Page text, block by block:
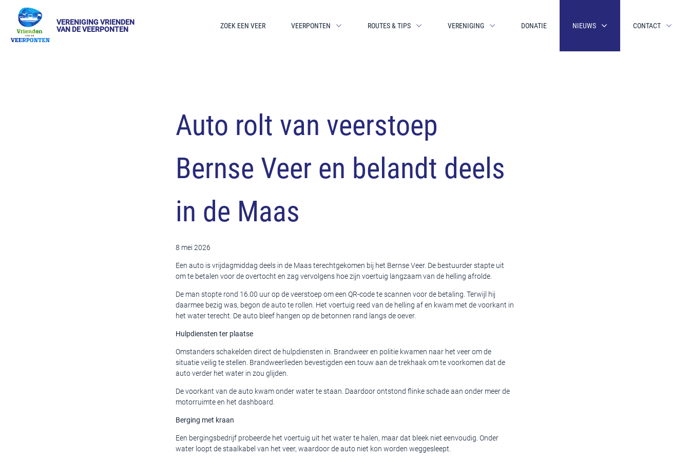
VERENIGING VRIENDEN
VAN DE VEERPONTEN
ZOEK EEN VEER VEERPONTEN ROUTES & TIPS VERENIGING DONATIE NIEUWS CONTACT
Auto rolt van veerstoep
Bernse Veer en belandt deels
in de Maas
8 mei 2026
Een auto is vrijdagmiddag deels in de Maas terechtgekomen bij het Bernse Veer. De bestuurder stapte uit
om te betalen voor de overtocht en zag vervolgens hoe zijn voertuig langzaam van de helling afrolde.
De man stopte rond 16.00 uur op de veerstoep om een QR-code te scannen voor de betaling. Terwijl hij
daarmee bezig was, begon de auto te rollen. Het voertuig reed van de helling af en kwam met de voorkant in
het water terecht. De auto bleef hangen op de betonnen rand langs de oever.
Hulpdiensten ter plaatse
Omstanders schakelden direct de hulpdiensten in. Brandweer en politie kwamen naar het veer om de
situatie veilig te stellen. Brandweerlieden bevestigden een touw aan de trekhaak om te voorkomen dat de
auto verder het water in zou glijden.
De voorkant van de auto kwam onder water te staan. Daardoor ontstond flinke schade aan onder meer de
motorruimte en het dashboard.
Berging met kraan
Een bergingsbedrijf probeerde het voertuig uit het water te halen, maar dat bleek niet eenvoudig. Onder
water loopt de staalkabel van het veer, waardoor de auto niet kon worden weggesleept.